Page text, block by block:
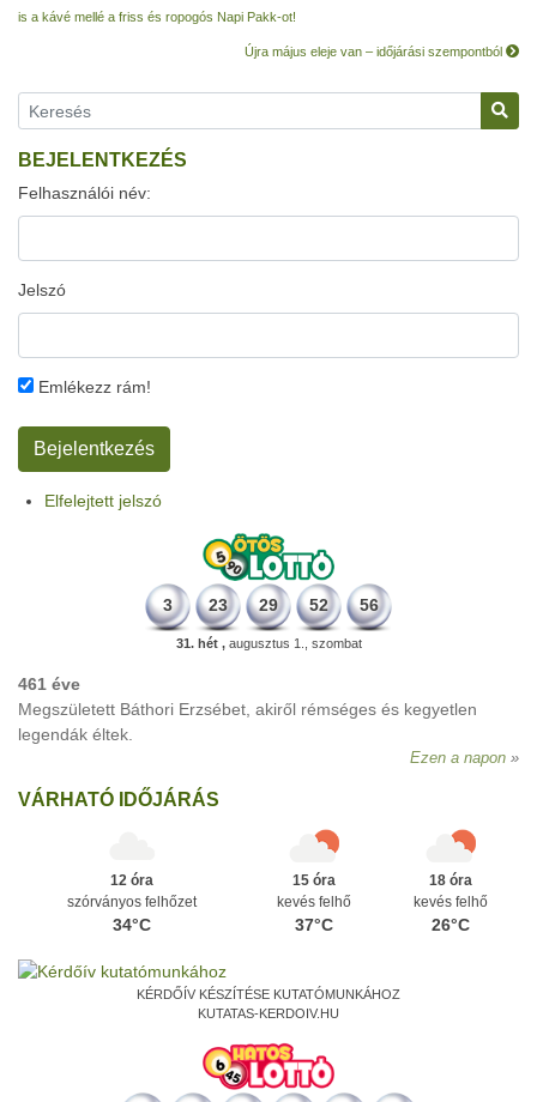
is a kávé mellé a friss és ropogós Napi Pakk-ot!
Újra május eleje van – időjárási szempontból
BEJELENTKEZÉS
Felhasználói név:
Jelszó
Emlékezz rám!
Elfelejtett jelszó
3 23 29 52 56
31. hét ,augusztus 1., szombat
461 éve
Megszületett Báthori Erzsébet, akiről rémséges és kegyetlen
legendák éltek.
Ezen a napon
VÁRHATÓ IDŐJÁRÁS
12 óra
szórványos felhőzet
34°C
15 óra
kevés felhő
37°C
18 óra
kevés felhő
26°C
KÉRDŐÍV KÉSZÍTÉSE KUTATÓMUNKÁHOZ
KUTATAS-KERDOIV.HU